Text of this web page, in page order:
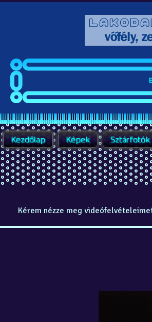
Kezdőlap Képek Sztárfotók
Kérem nézze meg